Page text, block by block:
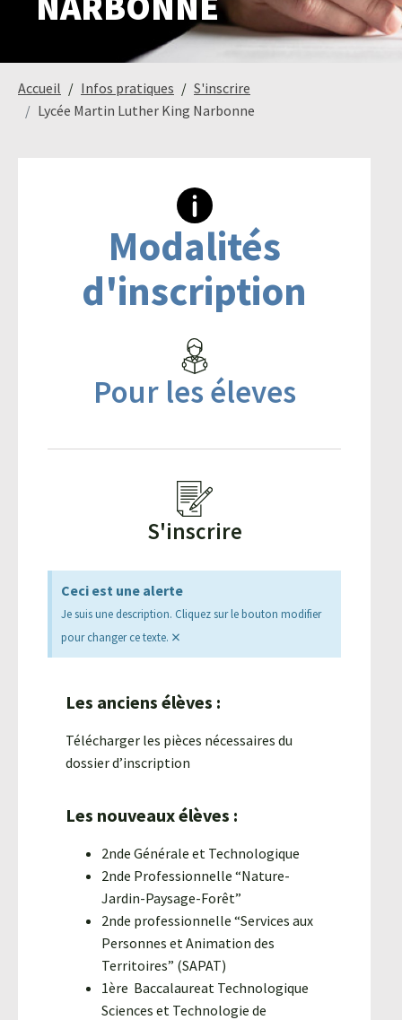
Accueil Infos pratiques
S'inscrire
Lycée Martin Luther King Narbonne
Modalités
d'inscription
Pour les éleves
S'inscrire
Ceci est une alerte
Je suis une description. Cliquez sur le bouton modifier
pour changer ce texte. ×
Les anciens élèves :
Télécharger les pièces nécessaires du
dossier d’inscription
Les nouveaux élèves :
2nde Générale et Technologique
2nde Professionnelle “Nature-
Jardin-Paysage-Forêt”
2nde professionnelle “Services aux
Personnes et Animation des
Territoires” (SAPAT)
1ère Baccalaureat Technologique
Sciences et Technologie de